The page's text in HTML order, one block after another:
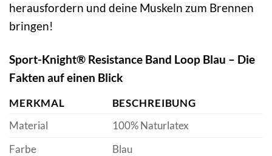
herausfordern und deine Muskeln zum Brennen
bringen!
Sport-Knight® Resistance Band Loop Blau – Die
Fakten auf einen Blick
MERKMAL
BESCHREIBUNG
Material
100% Naturlatex
Farbe
Blau